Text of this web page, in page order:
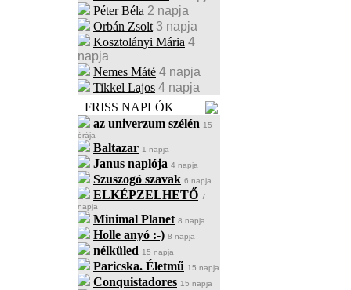
Péter Béla 2 napja
Orbán Zsolt 3 napja
Kosztolányi Mária 4
napja
Nemes Máté 4 napja
Tikkel Lajos 4 napja
FRISS NAPLÓK
az univerzum szélén 15
órája
Baltazar 1 napja
Janus naplója 4 napja
Szuszogó szavak 6 napja
ELKÉPZELHETŐ 7
napja
Minimal Planet 8 napja
Holle anyó :-) 8 napja
nélküled 15 napja
Paricska. Életmű 15 napja
Conquistadores 15 napja